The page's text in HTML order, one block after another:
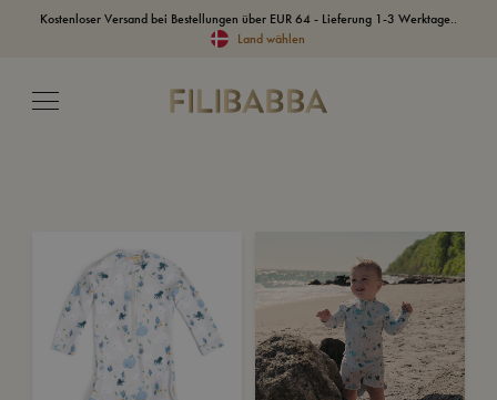
Kostenloser Versand bei Bestellungen über EUR 64 - Lieferung 1-3 Werktage..
Land wählen